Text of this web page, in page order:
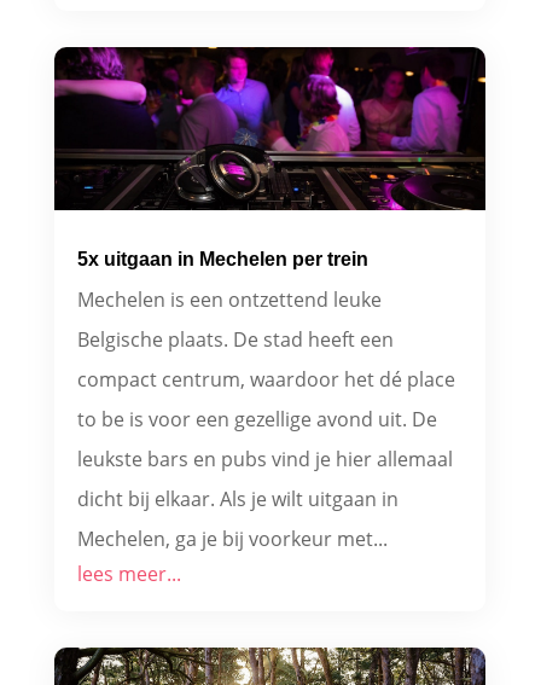
5x uitgaan in Mechelen per trein
Mechelen is een ontzettend leuke
Belgische plaats. De stad heeft een
compact centrum, waardoor het dé place
to be is voor een gezellige avond uit. De
leukste bars en pubs vind je hier allemaal
dicht bij elkaar. Als je wilt uitgaan in
Mechelen, ga je bij voorkeur met...
lees meer...